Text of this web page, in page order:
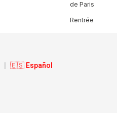
de Paris
Rentrée
🇪🇸 Español